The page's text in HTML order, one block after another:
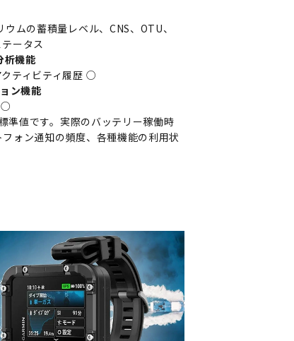
ムの蓄積量レベル、CNS、OTU、
ータス
析機能
ティビティ履歴 ○
ン機能
○
値です。実際のバッテリー稼働時
ォン通知の頻度、各種機能の利用状